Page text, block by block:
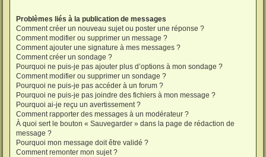
Problèmes liés à la publication de messages
Comment créer un nouveau sujet ou poster une réponse ?
Comment modifier ou supprimer un message ?
Comment ajouter une signature à mes messages ?
Comment créer un sondage ?
Pourquoi ne puis-je pas ajouter plus d’options à mon sondage ?
Comment modifier ou supprimer un sondage ?
Pourquoi ne puis-je pas accéder à un forum ?
Pourquoi ne puis-je pas joindre des fichiers à mon message ?
Pourquoi ai-je reçu un avertissement ?
Comment rapporter des messages à un modérateur ?
À quoi sert le bouton « Sauvegarder » dans la page de rédaction de
message ?
Pourquoi mon message doit être validé ?
Comment remonter mon sujet ?